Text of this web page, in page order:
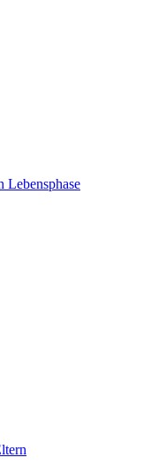
Lebensphase